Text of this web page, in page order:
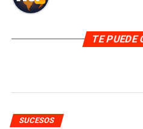
TE PUEDE
SUCESOS